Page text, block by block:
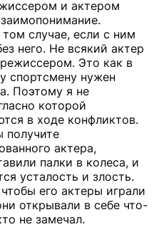
и актером
случае, если с ним
него. Не всякий актер
Это как в
спортсмену нужен
Поэтому я не
которой
в ходе конфликтов.
получите
актера,
палки в колеса, и
усталость и злость.
его актеры играли
открывали в себе что-
не замечал.